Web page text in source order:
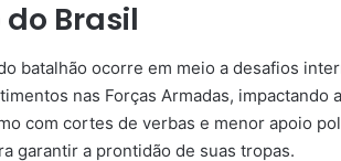
Brasil
batalhão ocorre em meio a desafios
nas Forças Armadas, impactando
com cortes de verbas e menor apoio
garantir a prontidão de suas tropas.